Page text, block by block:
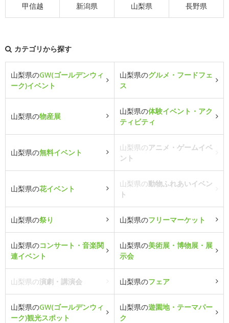
甲信越 新潟県 山梨県 長野県
カテゴリから探す
山梨県のGW(ゴールデンウィ
ーク)イベント
山梨県のグルメ・フードフェ
ス
山梨県の物産展
山梨県の体験イベント・アク
ティビティ
山梨県の無料イベント
山梨県のアニメ・ゲームイベ
ント
山梨県の花イベント
山梨県の動物ふれあいイベン
ト
山梨県の祭り 山梨県のフリーマーケット
山梨県のコンサート・音楽関
連イベント
山梨県の美術展・博物展・展
示会
山梨県の演劇・講演会 山梨県のフェア
山梨県のGW(ゴールデンウィ
ーク)観光スポット
山梨県の遊園地・テーマパー
ク